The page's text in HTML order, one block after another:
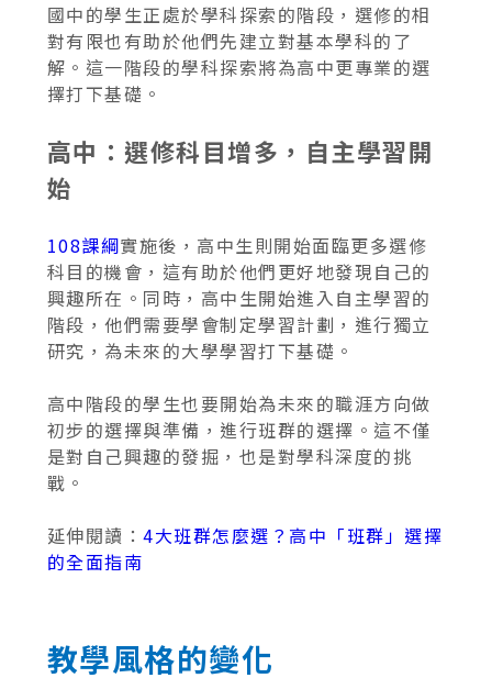
國中的學生正處於學科探索的階段，選修的相
對有限也有助於他們先建立對基本學科的了
解。這一階段的學科探索將為高中更專業的選
擇打下基礎。
高中：選修科目增多，自主學習開
始
108課綱實施後，高中生則開始面臨更多選修
科目的機會，這有助於他們更好地發現自己的
興趣所在。同時，高中生開始進入自主學習的
階段，他們需要學會制定學習計劃，進行獨立
研究，為未來的大學學習打下基礎。
高中階段的學生也要開始為未來的職涯方向做
初步的選擇與準備，進行班群的選擇。這不僅
是對自己興趣的發掘，也是對學科深度的挑
戰。
延伸閱讀：4大班群怎麼選？高中「班群」選擇
的全面指南
教學風格的變化